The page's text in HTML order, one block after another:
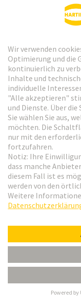
Weiter zur
Social Media
Schweiz
© HARTING
Impressum